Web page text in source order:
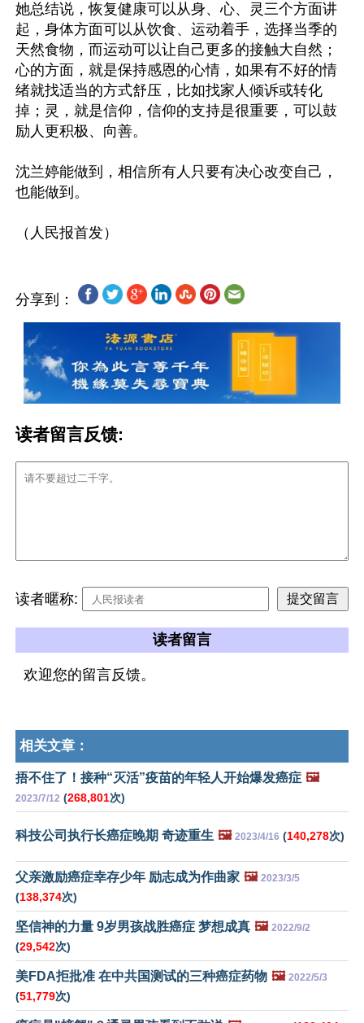
她总结说，恢复健康可以从身、心、灵三个方面讲
起，身体方面可以从饮食、运动着手，选择当季的
天然食物，而运动可以让自己更多的接触大自然；
心的方面，就是保持感恩的心情，如果有不好的情
绪就找适当的方式舒压，比如找家人倾诉或转化
掉；灵，就是信仰，信仰的支持是很重要，可以鼓
励人更积极、向善。
沈兰婷能做到，相信所有人只要有决心改变自己，
也能做到。
分享到：
读者留言反馈:
读者暱称:
读者留言
欢迎您的留言反馈。
相关文章：
捂不住了！接种“灭活”疫苗的年轻人开始爆发癌症 🖼️
2023/7/12 (268,801次)
科技公司执行长癌症晚期 奇迹重生 🖼️ 2023/4/16 (140,278次)
父亲激励癌症幸存少年 励志成为作曲家 🖼️ 2023/3/5
(138,374次)
坚信神的力量 9岁男孩战胜癌症 梦想成真 🖼️ 2022/9/2
(29,542次)
美FDA拒批准 在中共国测试的三种癌症药物 🖼️ 2022/5/3
(51,779次)